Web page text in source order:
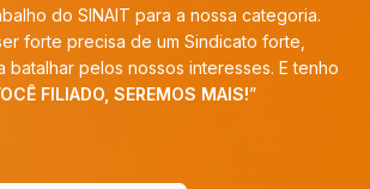
do SINAIT para a nossa categoria.
forte precisa de um Sindicato forte,
batalhar pelos nossos interesses. E tenho
FILIADO, SEREMOS MAIS!”